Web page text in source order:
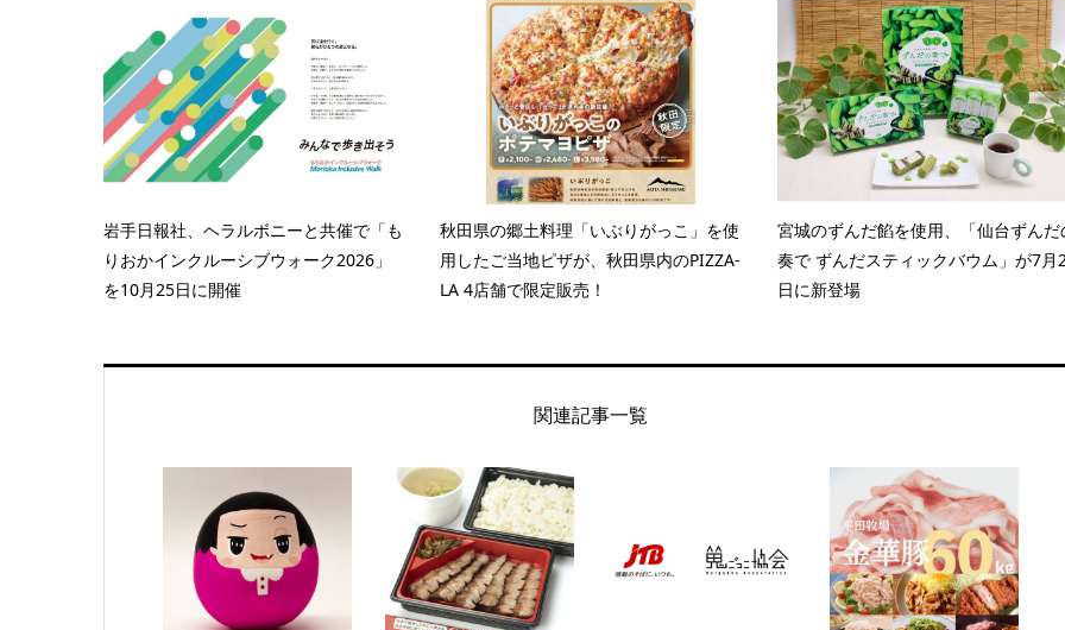
岩手日報社、ヘラルボニーと共催で「も
りおかインクルーシブウォーク2026」
を10月25日に開催
秋田県の郷土料理「いぶりがっこ」を使
用したご当地ピザが、秋田県内のPIZZA-
LA 4店舗で限定販売！
宮城のずんだ餡を使用、「仙台ずんだ
奏で ずんだスティックバウム」が7月
日に新登場
関連記事一覧